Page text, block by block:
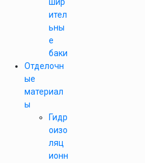
ител
ьны
е
баки
Отделочн
ые
материал
ы
Гидр
оизо
ляц
ионн